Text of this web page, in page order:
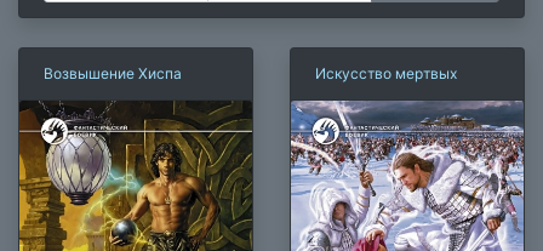
Возвышение Хиспа Искусство мертвых